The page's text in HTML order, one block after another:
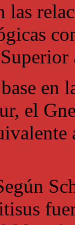
las
en
el